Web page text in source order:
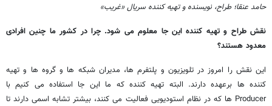
حامد عنقا؛ طراح، نویسنده و تهیه کننده سریال «غریب»
نقش طراح و تهیه کننده این جا معلوم می شود. چرا در کشور ما چنین افرادی
معدود هستند؟
این نقش را امروز در تلویزیون و پلتفرم ها، مدیران شبکه ها و گروه ها و تهیه
کننده ها برعهده دارند. البته تهیه کننده که ما این جا استفاده می کنیم با
Producer ها که در نظام استودیویی فعالیت می کنند، بیشتر تشابه اسمی دارند تا